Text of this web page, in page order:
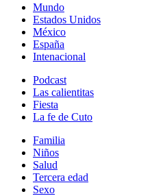
Mundo
Estados Unidos
México
España
Intenacional
Podcast
Las calientitas
Fiesta
La fe de Cuto
Familia
Niños
Salud
Tercera edad
Sexo